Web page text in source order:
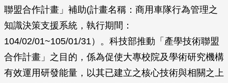
聯盟合作計畫」補助(計畫名稱：商用車隊行為管理之
知識決策支援系統，執行期間：
104/02/01~105/01/31）。科技部推動「產學技術聯盟
合作計畫」之目的，係為促使大專校院及學術研究機構
有效運用研發能量，以其已建立之核心技術與相關之上